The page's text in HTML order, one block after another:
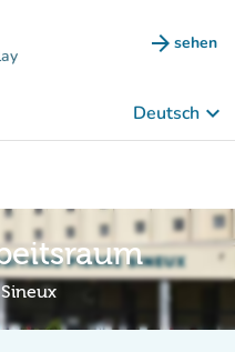
arrow_forward sehen
(new
Deutsch keyboard_arrow_down